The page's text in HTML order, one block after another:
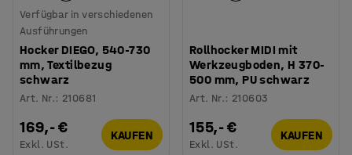
Verfügbar in verschiedenen
Ausführungen
Hocker DIEGO, 540-730
mm, Textilbezug
schwarz
Art. Nr.: 210681
169,- €
Exkl. USt.
KAUFEN
Rollhocker MIDI mit
Werkzeugboden, H 370-
500 mm, PU schwarz
Art. Nr.: 210603
155,- €
Exkl. USt.
KAUFEN